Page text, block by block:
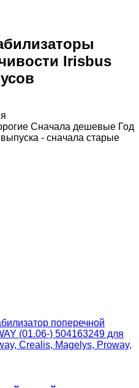
Irisbus
Сначала дешевые Год
выпуска - сначала старые
поперечной
(01.06-) 504163249 для
Crealis, Magelys, Proway,